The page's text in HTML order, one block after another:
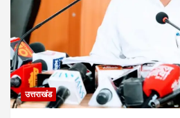
उत्तराखंड